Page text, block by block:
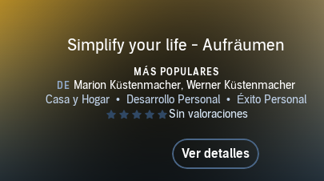
Simplify your life - Aufräumen
MÁS POPULARES
Ver detalles